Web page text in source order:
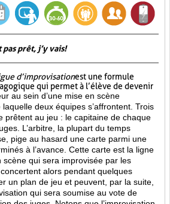
pas prêt, j’y vais!
d’improvisationest une formule
qui permet à l’élève de devenir
au sein d’une mise en scène
deux équipes s’affrontent. Trois
prêtent au jeu : le capitaine de chaque
L’arbitre, la plupart du temps
pige au hasard une carte parmi une
à l’avance. Cette carte est la ligne
scène qui sera improvisée par les
alors pendant quelques
un plan de jeu et peuvent, par la suite,
qui sera soumise au vote de